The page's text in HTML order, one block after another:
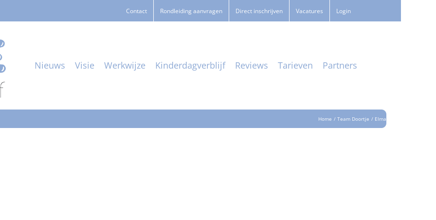
Contact Rondleiding aanvragen Direct inschrijven Vacatures Login
Nieuws Visie Werkwijze Kinderdagverblijf Reviews Tarieven Partners
Home Team Doortje Elma